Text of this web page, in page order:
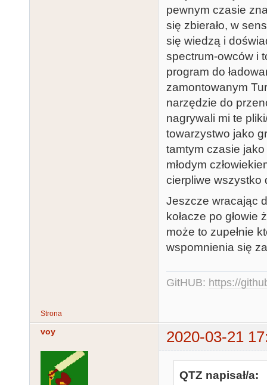
pewnym czasie
się zbierało, w
się wiedzą i
spectrum-owców i
program do
zamontowanym
narzędzie do
nagrywali mi te
towarzystwo jako
tamtym czasie jako
młodym
cierpliwe wszystko
Jeszcze wracając
kołacze po głowie
może to zupełnie
wspomnienia się
GitHUB: https://
Strona
voy 2020-03-21
QTZ napisał/a: